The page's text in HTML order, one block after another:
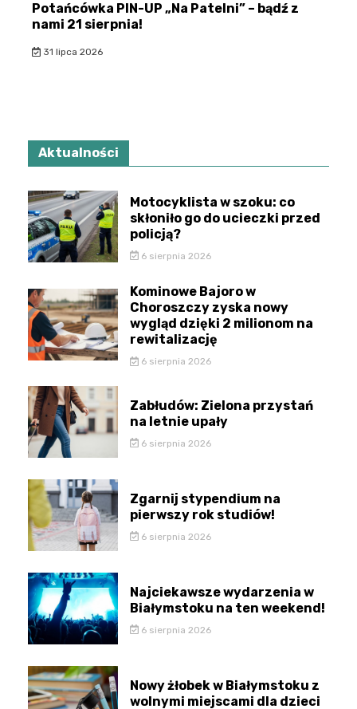
Potańcówka PIN-UP „Na Patelni” – bądź z
nami 21 sierpnia!
31 lipca 2026
Aktualności
Motocyklista w szoku: co
skłoniło go do ucieczki przed
policją?
6 sierpnia 2026
Kominowe Bajoro w
Choroszczy zyska nowy
wygląd dzięki 2 milionom na
rewitalizację
6 sierpnia 2026
Zabłudów: Zielona przystań
na letnie upały
6 sierpnia 2026
Zgarnij stypendium na
pierwszy rok studiów!
6 sierpnia 2026
Najciekawsze wydarzenia w
Białymstoku na ten weekend!
6 sierpnia 2026
Nowy żłobek w Białymstoku z
wolnymi miejscami dla dzieci